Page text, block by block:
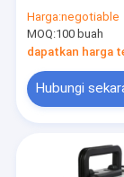
CE Disetujui
Harga:negotiable
MOQ:100 buah
dapatkan harga
Hubungi